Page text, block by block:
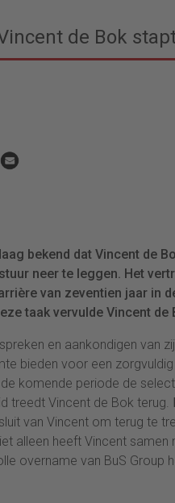
de Bok
bekend dat Vincent de
neer te leggen. Het
van zeventien jaar in
taak vervulde Vincent
en aankondigen van
bieden voor een
komende periode de
treedt Vincent de Bok terug.
van Vincent om terug te
alleen heeft Vincent
overname van BuS